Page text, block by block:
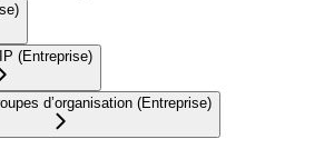
(Entreprise)
d’organisation (Entreprise)